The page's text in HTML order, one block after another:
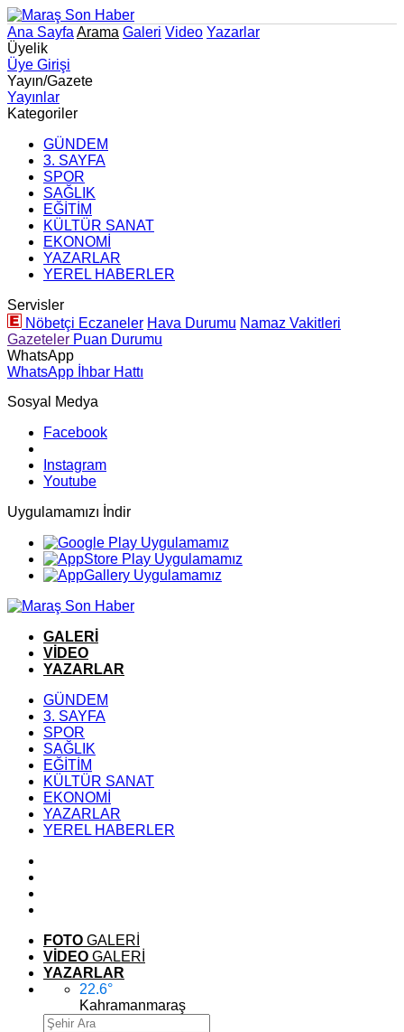
Ana Sayfa Arama Galeri Video Yazarlar
Üyelik
Üye Girişi
Yayın/Gazete
Yayınlar
Kategoriler
GÜNDEM
3. SAYFA
SPOR
SAĞLIK
EĞİTİM
KÜLTÜR SANAT
EKONOMİ
YAZARLAR
YEREL HABERLER
Servisler
Nöbetçi Eczaneler Hava Durumu Namaz Vakitleri
Gazeteler Puan Durumu
WhatsApp
WhatsApp İhbar Hattı
Sosyal Medya
Facebook
Instagram
Youtube
Uygulamamızı İndir
GALERİ
VİDEO
YAZARLAR
GÜNDEM
3. SAYFA
SPOR
SAĞLIK
EĞİTİM
KÜLTÜR SANAT
EKONOMİ
YAZARLAR
YEREL HABERLER
FOTO GALERİ
VİDEO GALERİ
YAZARLAR
22.6°
Kahramanmaraş